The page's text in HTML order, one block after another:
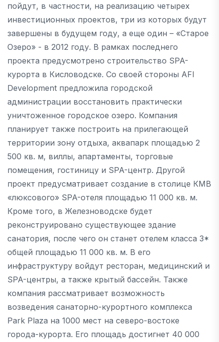
пойдут, в частности, на реализацию четырех
инвестиционных проектов, три из которых будут
завершены в будущем году, а еще один – «Старое
Озеро» - в 2012 году. В рамках последнего
проекта предусмотрено строительство SPA-
курорта в Кисловодске. Со своей стороны AFI
Development предложила городской
администрации восстановить практически
уничтоженное городское озеро. Компания
планирует также построить на прилегающей
территории зону отдыха, аквапарк площадью 2
500 кв. м, виллы, апартаменты, торговые
помещения, гостиницу и SPA-центр. Другой
проект предусматривает создание в столице КМВ
«люксового» SPA-отеля площадью 11 000 кв. м.
Кроме того, в Железноводске будет
реконструировано существующее здание
санатория, после чего он станет отелем класса 3*
общей площадью 11 000 кв. м. В его
инфраструктуру войдут ресторан, медицинский и
SPA-центры, а также крытый бассейн. Также
компания рассматривает возможность
возведения санаторно-курортного комплекса
Park Plaza на 1000 мест на северо-востоке
города-курорта. Его площадь достигнет 40 000